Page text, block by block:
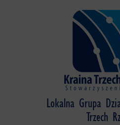
Lokalna Grupa
Trzech